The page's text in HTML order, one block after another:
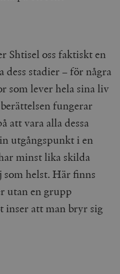
Shtisel oss faktiskt en
stadier – för några
som lever hela sina liv
fungerar
att vara alla dessa
utgångspunkt i en
minst lika skilda
helst. Här finns
utan en grupp
inser att man bryr sig
Inc.
timbro.se
Inc.